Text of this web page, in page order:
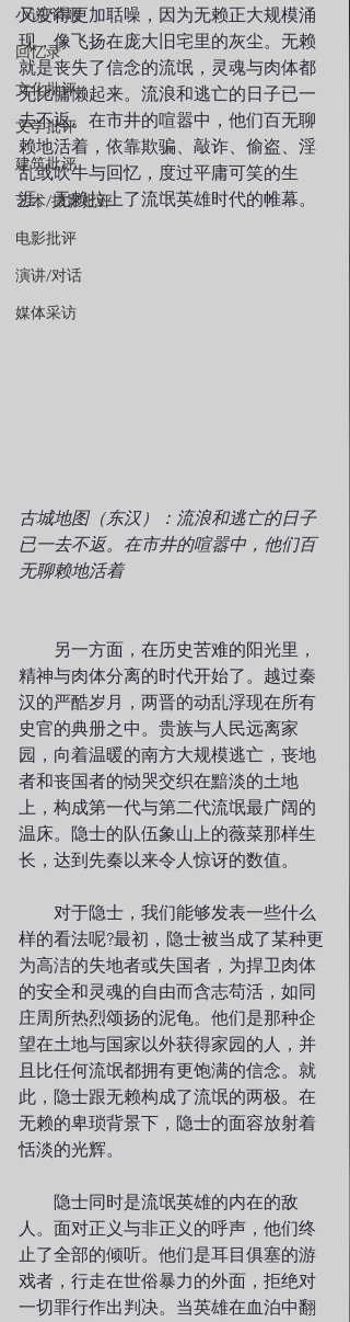
小说/诗歌
回忆录
文化批评
文学批评
建筑批评
艺术/摄影批评
电影批评
演讲/对话
媒体采访
又变得更加聒噪，因为无赖正大规模涌
现，像飞扬在庞大旧宅里的灰尘。无赖
就是丧失了信念的流氓，灵魂与肉体都
无比慵懒起来。流浪和逃亡的日子已一
去不返。在市井的喧嚣中，他们百无聊
赖地活着，依靠欺骗、敲诈、偷盗、淫
乱或吹牛与回忆，度过平庸可笑的生
涯。无赖拉上了流氓英雄时代的帷幕。
古城地图（东汉）：流浪和逃亡的日子
已一去不返。在市井的喧嚣中，他们百
无聊赖地活着
另一方面，在历史苦难的阳光里，
精神与肉体分离的时代开始了。越过秦
汉的严酷岁月，两晋的动乱浮现在所有
史官的典册之中。贵族与人民远离家
园，向着温暖的南方大规模逃亡，丧地
者和丧国者的恸哭交织在黯淡的土地
上，构成第一代与第二代流氓最广阔的
温床。隐士的队伍象山上的薇菜那样生
长，达到先秦以来令人惊讶的数值。
对于隐士，我们能够发表一些什么
样的看法呢?最初，隐士被当成了某种更
为高洁的失地者或失国者，为捍卫肉体
的安全和灵魂的自由而含志苟活，如同
庄周所热烈颂扬的泥龟。他们是那种企
望在土地与国家以外获得家园的人，并
且比任何流氓都拥有更饱满的信念。就
此，隐士跟无赖构成了流氓的两极。在
无赖的卑琐背景下，隐士的面容放射着
恬淡的光辉。
隐士同时是流氓英雄的内在的敌
人。面对正义与非正义的呼声，他们终
止了全部的倾听。他们是耳目俱塞的游
戏者，行走在世俗暴力的外面，拒绝对
一切罪行作出判决。当英雄在血泊中翻